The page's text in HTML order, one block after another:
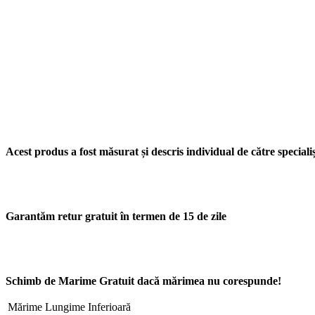
Acest produs a fost măsurat și descris individual de către
Garantăm retur gratuit în termen de 15 de zile
Schimb de Marime Gratuit dacă mărimea nu corespunde!
Mărime Lungime Inferioară